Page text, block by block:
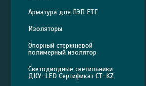
Арматура для ЛЭП ETF
Изоляторы
Опорный стержневой
полимерный изолятор
Светодиодные светильники
ДКУ-LED Сертификат СТ-KZ